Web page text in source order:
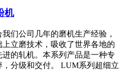
机
们公司几年的磨机生产经验，
立磨技术，吸收了世界各地的
的轧机。本系列产品是一种专
分级和交付。 LUM系列超细立